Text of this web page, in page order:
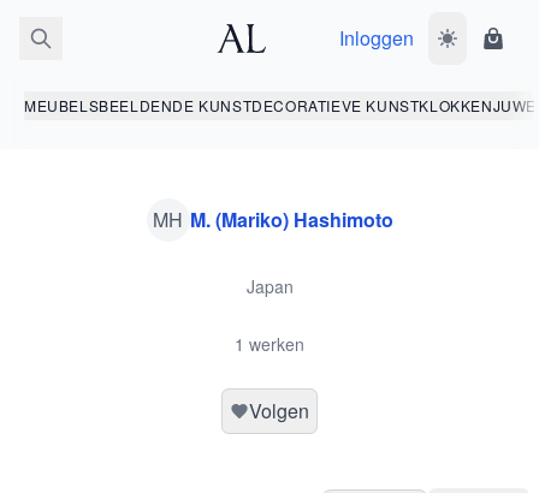
Inloggen Wissel
MEUBELSBEELDENDE KUNSTDECORATIEVE KUNSTKLOKKEN
MH M. (Mariko) Hashimoto
Japan
1 werken
Volgen